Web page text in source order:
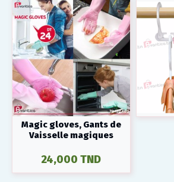
Magic gloves, Gants de
Vaisselle magiques
24,000 TND